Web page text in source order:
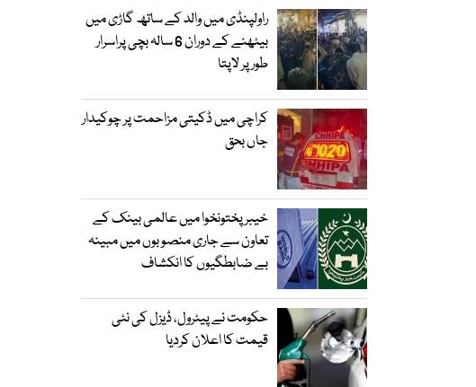
راولپنڈی میں والد کے ساتھ گاڑی میں
بیٹھنے کے دوران 6 سالہ بچی پراسرار
طور پر لاپتا
کراچی میں ڈکیتی مزاحمت پر چوکیدار
جاں بحق
خیبرپختونخوا میں عالمی بینک کے
تعاون سے جاری منصوبوں میں مبینہ
بے ضابطگیوں کا انکشاف
حکومت نے پیٹرول، ڈیزل کی نئی
قیمت کا اعلان کردیا